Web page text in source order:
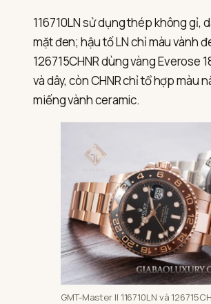
116710LN sử dụng thép không gỉ,
mặt đen; hậu tố LN chỉ màu vành
126715CHNR dùng vàng Everose
và dây, còn CHNR chỉ tổ hợp màu
miếng vành ceramic.
GMT-Master II 116710LN và